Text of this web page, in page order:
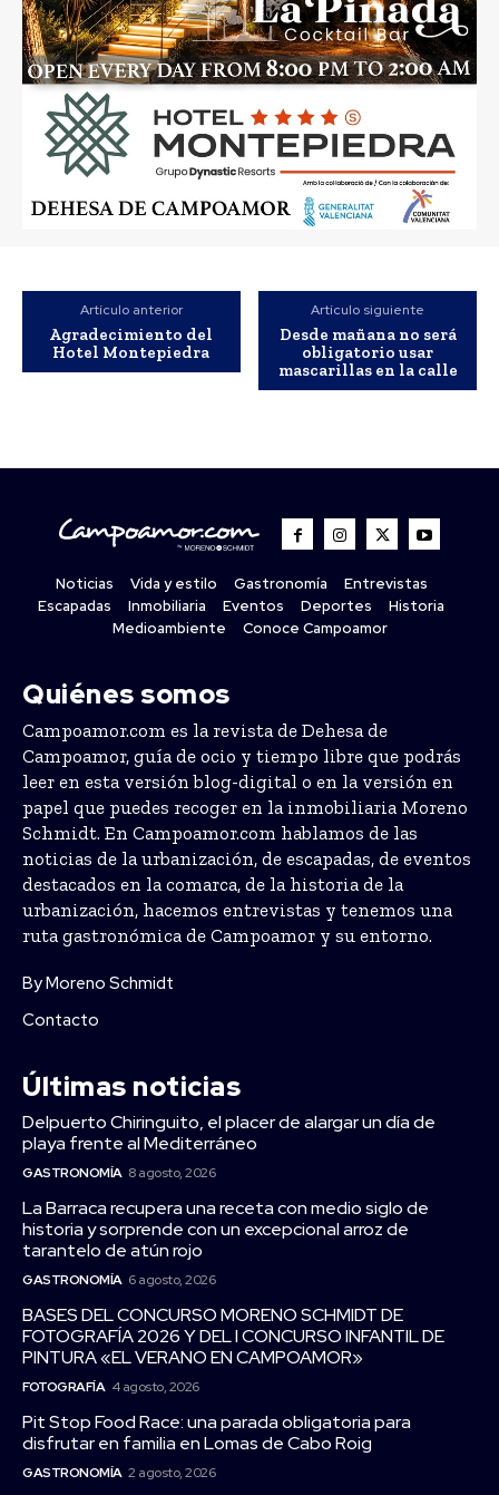
Artículo anterior
Agradecimiento del
Hotel Montepiedra
Artículo siguiente
Desde mañana no será
obligatorio usar
mascarillas en la calle
Noticias Vida y estilo Gastronomía
Entrevistas
Escapadas
Inmobiliaria Eventos Deportes
Historia
Medioambiente
Conoce Campoamor
Quiénes somos
Campoamor.com es la revista de Dehesa de
Campoamor, guía de ocio y tiempo libre que podrás
leer en esta versión blog-digital o en la versión en
papel que puedes recoger en la inmobiliaria Moreno
Schmidt. En Campoamor.com hablamos de las
noticias de la urbanización, de escapadas, de eventos
destacados en la comarca, de la historia de la
urbanización, hacemos entrevistas y tenemos una
ruta gastronómica de Campoamor y su entorno.
By Moreno Schmidt
Contacto
Últimas noticias
Delpuerto Chiringuito, el placer de alargar un día de
playa frente al Mediterráneo
GASTRONOMÍA 8 agosto, 2026
La Barraca recupera una receta con medio siglo de
historia y sorprende con un excepcional arroz de
tarantelo de atún rojo
GASTRONOMÍA 6 agosto, 2026
BASES DEL CONCURSO MORENO SCHMIDT DE
FOTOGRAFÍA 2026 Y DEL I CONCURSO INFANTIL DE
PINTURA «EL VERANO EN CAMPOAMOR»
FOTOGRAFÍA 4 agosto, 2026
Pit Stop Food Race: una parada obligatoria para
disfrutar en familia en Lomas de Cabo Roig
GASTRONOMÍA 2 agosto, 2026